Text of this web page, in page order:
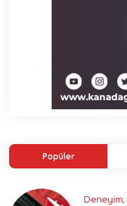
Popüler
Deneyim